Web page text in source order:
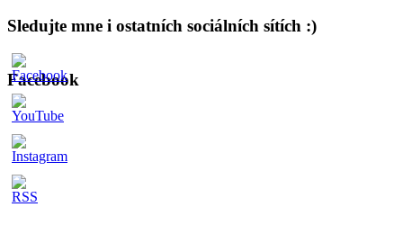
Sledujte mne i ostatních sociálních sítích :)
Facebook